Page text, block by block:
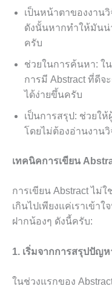
เป็นหน้าตาของงาน
ดังนั้นหากทำให้มันน่
ครับ
ช่วยในการค้นหา: ใ
การมี Abstract ที่ดีจ
ได้ง่ายขึ้นครับ
เป็นการสรุป: ช่วยใ
โดยไม่ต้องอ่านงาน
เทคนิคการเขียน
การเขียน Abstract ไม่
เกินไปเพียงแค่เราเข้า
ฝากน้องๆ ดังนี้ครับ:
1. เริ่มจากการสรุปปัญห
ในช่วงแรกของ